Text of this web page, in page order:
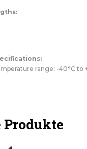
range: -40°C to